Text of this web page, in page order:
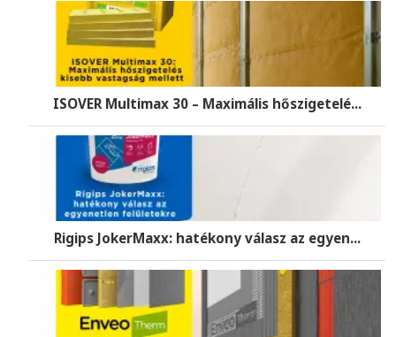
ISOVER Multimax 30 – Maximális hőszigetelé...
Rigips JokerMaxx: hatékony válasz az egyen...